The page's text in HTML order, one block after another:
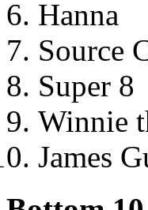
Hanna
Source
Super 8
Winnie
James